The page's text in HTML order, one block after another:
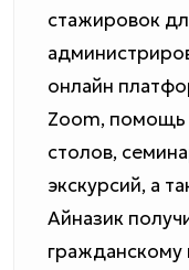
стажировок
онлайн
Zoom, помощь
столов,
экскурсий, а
Айназик
гражданскому